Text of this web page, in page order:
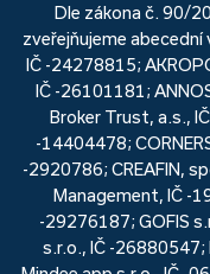
Dle zákona č. 90/
zveřejňujeme
IČ -24278815;
IČ -26101181;
Broker Trust, a.s.,
-14404478;
-2920786; CREAFIN,
Management, IČ -
-29276187; GOFIS
s.r.o., IČ -26880547;